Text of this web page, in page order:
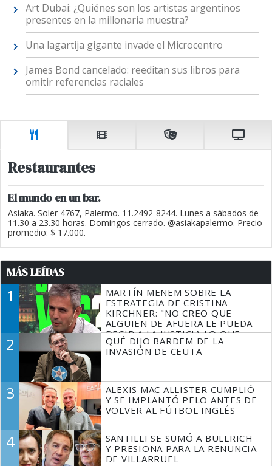
Art Dubai: ¿Quiénes son los artistas argentinos
presentes en la millonaria muestra?
Una lagartija gigante invade el Microcentro
James Bond cancelado: reeditan sus libros para
omitir referencias raciales
Restaurantes
El mundo en un bar.
Asiaka. Soler 4767, Palermo. 11.2492-8244. Lunes a sábados de
11.30 a 23.30 horas. Domingos cerrado. @asiakapalermo. Precio
promedio: $ 17.000.
MÁS LEÍDAS
1
MARTÍN MENEM SOBRE LA
ESTRATEGIA DE CRISTINA
KIRCHNER: "NO CREO QUE
ALGUIEN DE AFUERA LE PUEDA
DECIR A LA JUSTICIA LO QUE
TIENE QUE HACER"
2
QUÉ DIJO BARDEM DE LA
INVASIÓN DE CEUTA
3
ALEXIS MAC ALLISTER CUMPLIÓ
Y SE IMPLANTÓ PELO ANTES DE
VOLVER AL FÚTBOL INGLÉS
4
SANTILLI SE SUMÓ A BULLRICH
Y PRESIONA PARA LA RENUNCIA
DE VILLARRUEL